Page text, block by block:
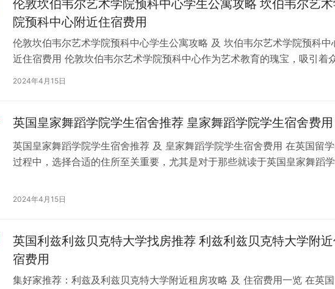
伦敦坎伯韦尔艺术学院预科中心学生公寓攻略 坎伯韦尔艺
院预科中心附近住宿费用
伦敦坎伯韦尔艺术学院预科中心学生公寓攻略 及 坎伯韦尔艺术学院预科中
近住宿费用 伦敦坎伯韦尔艺术学院预科中心作为艺术教育的瑰宝，吸引着
2024年4月15日
英国皇家舞蹈学院学生宿舍推荐 皇家舞蹈学院学生宿舍费用
英国皇家舞蹈学院学生宿舍推荐 及 皇家舞蹈学院学生宿舍费用 在英国留
过程中，选择合适的住所至关重要，尤其是对于那些就读于英国皇家舞蹈学
2024年4月15日
英国利兹利兹贝克特大学找房推荐 利兹利兹贝克特大学附
宿费用
集好家推荐：利兹及利兹贝克特大学附近租房攻略 及 住宿费用一览 在英